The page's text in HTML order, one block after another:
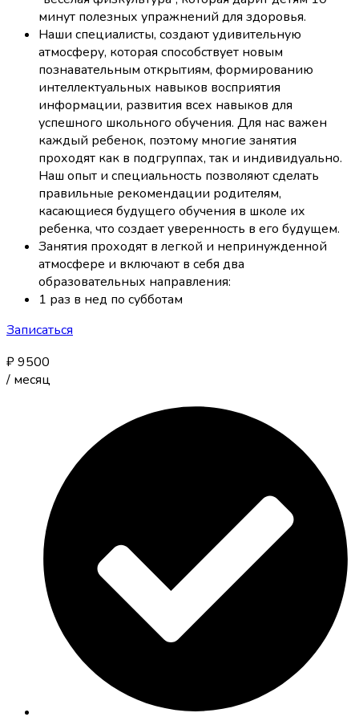
минут полезных упражнений для здоровья.
Наши специалисты, создают удивительную
атмосферу, которая способствует новым
познавательным открытиям, формированию
интеллектуальных навыков восприятия
информации, развития всех навыков для
успешного школьного обучения. Для нас важен
каждый ребенок, поэтому многие занятия
проходят как в подгруппах, так и индивидуально.
Наш опыт и специальность позволяют сделать
правильные рекомендации родителям,
касающиеся будущего обучения в школе их
ребенка, что создает уверенность в его будущем.
Занятия проходят в легкой и непринужденной
атмосфере и включают в себя два
образовательных направления:
1 раз в нед по субботам
Записаться
₽9500
/ месяц